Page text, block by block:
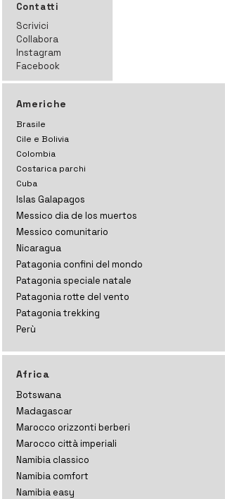
Contatti
Scrivici
Collabora
Instagram
Facebook
Americhe
Brasile
Cile e Bolivia
Colombia
Costarica parchi
Cuba
Islas Galapagos
Messico dia de los muertos
Messico comunitario
Nicaragua
Patagonia confini del mondo
Patagonia speciale natale
Patagonia rotte del vento
Patagonia trekking
Perù
Africa
Botswana
Madagascar
Marocco orizzonti berberi
Marocco città imperiali
Namibia classico
Namibia comfort
Namibia easy